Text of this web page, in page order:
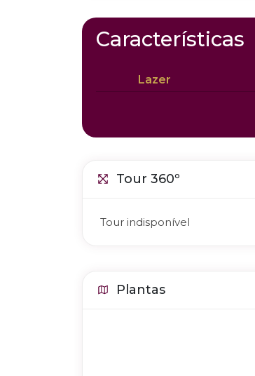
Características
Lazer
Tour 360º
Tour indisponível
Plantas